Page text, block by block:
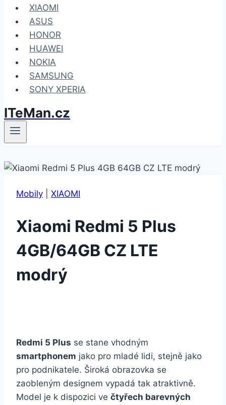
XIAOMI
ASUS
HONOR
HUAWEI
NOKIA
SAMSUNG
SONY XPERIA
ITeMan.cz
Mobily XIAOMI
Xiaomi Redmi 5 Plus
4GB/64GB CZ LTE
modrý
Redmi 5 Plus se stane vhodným
smartphonem jako pro mladé lidi, stejně jako
pro podnikatele. Široká obrazovka se
zaobleným designem vypadá tak atraktivně.
Model je k dispozici ve čtyřech barevných